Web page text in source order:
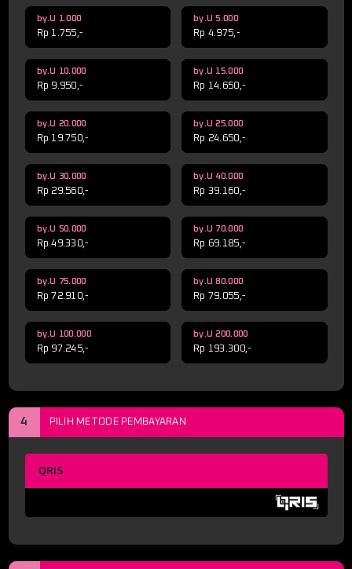
by.U 1.000
Rp 1.755,-
by.U 5.000
Rp 4.975,-
by.U 10.000
Rp 9.950,-
by.U 15.000
Rp 14.650,-
by.U 20.000
Rp 19.750,-
by.U 25.000
Rp 24.650,-
by.U 30.000
Rp 29.560,-
by.U 40.000
Rp 39.160,-
by.U 50.000
Rp 49.330,-
by.U 70.000
Rp 69.185,-
by.U 75.000
Rp 72.910,-
by.U 80.000
Rp 79.055,-
by.U 100.000
Rp 97.245,-
by.U 200.000
Rp 193.300,-
4 PILIH METODE PEMBAYARAN
QRIS